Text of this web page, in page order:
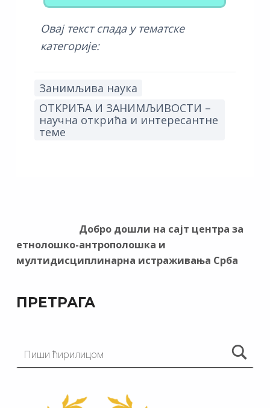
Овај текст спада у тематске
категорије:
Занимљива наука
ОТКРИЋА И ЗАНИМЉИВОСТИ –
научна открића и интересантне
теме
Добро дошли на сајт центра за
етнолошко-антрополошка и
мултидисциплинарна истраживања Срба
ПРЕТРАГА